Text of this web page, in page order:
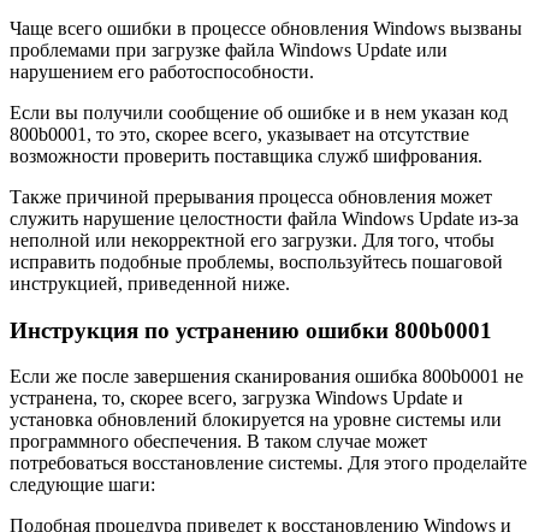
Чаще всего ошибки в процессе обновления Windows вызваны
проблемами при загрузке файла Windows Update или
нарушением его работоспособности.
Если вы получили сообщение об ошибке и в нем указан код
800b0001, то это, скорее всего, указывает на отсутствие
возможности проверить поставщика служб шифрования.
Также причиной прерывания процесса обновления может
служить нарушение целостности файла Windows Update из-за
неполной или некорректной его загрузки. Для того, чтобы
исправить подобные проблемы, воспользуйтесь пошаговой
инструкцией, приведенной ниже.
Инструкция по устранению ошибки 800b0001
Если же после завершения сканирования ошибка 800b0001 не
устранена, то, скорее всего, загрузка Windows Update и
установка обновлений блокируется на уровне системы или
программного обеспечения. В таком случае может
потребоваться восстановление системы. Для этого проделайте
следующие шаги:
Подобная процедура приведет к восстановлению Windows и